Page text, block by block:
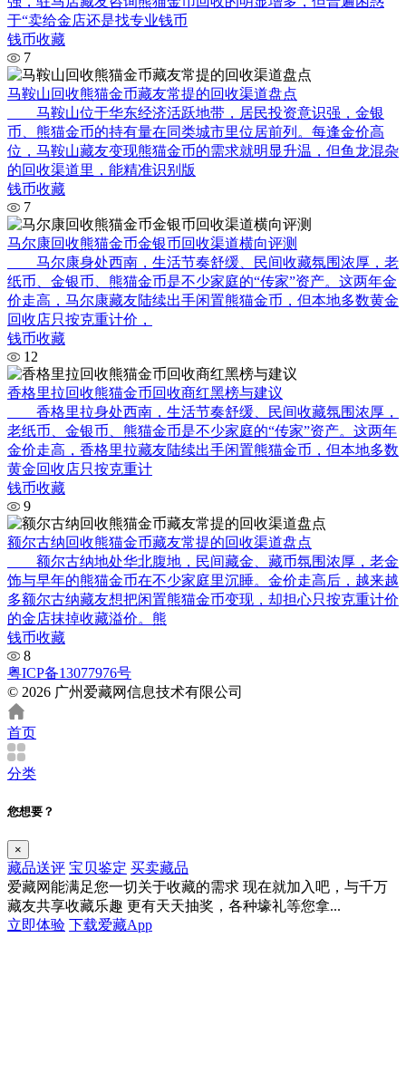
于“卖给金店还是找专业钱币
钱币收藏
7
马鞍山回收熊猫金币藏友常提的回收渠道盘点
马鞍山位于华东经济活跃地带，居民投资意识强，金银
币、熊猫金币的持有量在同类城市里位居前列。每逢金价高
位，马鞍山藏友变现熊猫金币的需求就明显升温，但鱼龙混杂
的回收渠道里，能精准识别版
钱币收藏
7
马尔康回收熊猫金币金银币回收渠道横向评测
马尔康身处西南，生活节奏舒缓、民间收藏氛围浓厚，老
纸币、金银币、熊猫金币是不少家庭的“传家”资产。这两年金
价走高，马尔康藏友陆续出手闲置熊猫金币，但本地多数黄金
回收店只按克重计价，
钱币收藏
12
香格里拉回收熊猫金币回收商红黑榜与建议
香格里拉身处西南，生活节奏舒缓、民间收藏氛围浓厚，
老纸币、金银币、熊猫金币是不少家庭的“传家”资产。这两年
金价走高，香格里拉藏友陆续出手闲置熊猫金币，但本地多数
黄金回收店只按克重计
钱币收藏
9
额尔古纳回收熊猫金币藏友常提的回收渠道盘点
额尔古纳地处华北腹地，民间藏金、藏币氛围浓厚，老金
饰与早年的熊猫金币在不少家庭里沉睡。金价走高后，越来越
多额尔古纳藏友想把闲置熊猫金币变现，却担心只按克重计价
的金店抹掉收藏溢价。熊
钱币收藏
8
粤ICP备13077976号
© 2026 广州爱藏网信息技术有限公司
首页
分类
您想要？
×
藏品送评 宝贝鉴定 买卖藏品
爱藏网能满足您一切关于收藏的需求 现在就加入吧，与千万
藏友共享收藏乐趣 更有天天抽奖，各种壕礼等您拿...
立即体验 下载爱藏App